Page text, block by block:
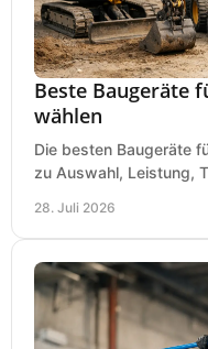
Beste Baugeräte
wählen
Die besten Baugeräte
zu Auswahl, Leistung,
28. Juli 2026